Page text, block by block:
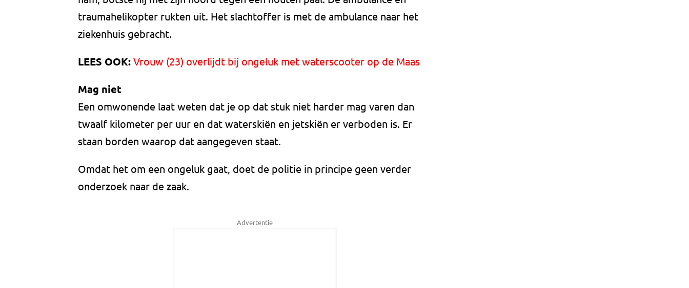
traumahelikopter rukten uit. Het slachtoffer is met de ambulance naar het
ziekenhuis gebracht.
LEES OOK: Vrouw (23) overlijdt bij ongeluk met waterscooter op de Maas
Mag niet
Een omwonende laat weten dat je op dat stuk niet harder mag varen dan
twaalf kilometer per uur en dat waterskiën en jetskiën er verboden is. Er
staan borden waarop dat aangegeven staat.
Omdat het om een ongeluk gaat, doet de politie in principe geen verder
onderzoek naar de zaak.
Advertentie